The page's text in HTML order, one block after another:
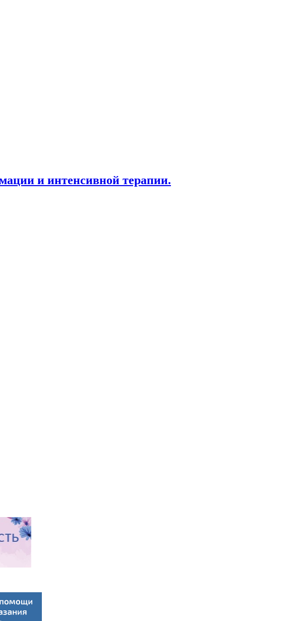
и интенсивной терапии.